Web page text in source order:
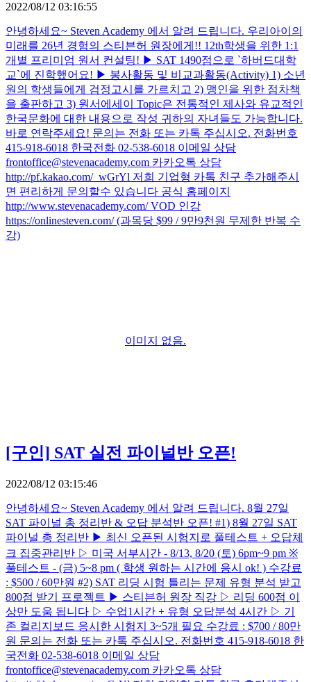
2022/08/12 03:16:55
안녕하세요~ Steven Academy 에서 알려 드립니다. 우리아이의
미래를 26년 경험의 스티븐허 원장에게!! 12th학생을 위한 1:1
개별 프리미엄 원서 컨설팅! ▶ SAT 1490점으로 `하버드대학
교`에 진학했어요! ▶ 봉사활동 및 비교과활동(Activity) 1) 소년
원의 학생들에게 검정고시를 가르치고 2) 맹인을 위한 점차책
을 출판하고 3) 원서에세이 Topic은 전통적인 제사와 유교적인
한국문화에 대한 내용으로 작성 귀하의 자녀들도 가능합니다.
바로 연락주세요! 문의는 전화 또는 카톡 주십시오. 전화번호
415-918-6018 한국전화 02-538-6018 이메일 상담
frontoffice@stevenacademy.com 카카오톡 상담
http://pf.kakao.com/_wGrYl 저희 기업형 카톡 친구 추가해주시
면 편리하게 문의할수 있습니다 공식 홈페이지
http://www.stevenacademy.com/ VOD 인강
https://onlinesteven.com/ (과목당 $99 / 9만9천원 무제한 반복 수
강)
이미지 없음.
[구인] SAT 실전 파이널반 오픈!
2022/08/12 03:15:46
안녕하세요~ Steven Academy 에서 알려 드립니다. 8월 27일
SAT 파이널 총 정리반 & 오답 분석반 오픈! #1) 8월 27일 SAT
파이널 총 정리반 ▶ 최신 오픈된 시험지로 풀테스트 + 오답체
크 집중관리반 ▷ 미국 서부시간 - 8/13, 8/20 (토) 6pm~9 pm ※
풀테스트 - (금) 5~8 pm ( 학생 원하는 시간에 응시 ok! ) 수강료
: $500 / 60만원 #2) SAT 리딩 시험 틀리는 문제 유형 분석 받고
800점 받기 프로젝트 ▶ 스티븐허 원장 직강 ▷ 리딩 600점 이
상만 도움 됩니다 ▷ 수업1시간 + 유형 오답분석 4시간 ▷ 기
존 컬리지보드 응시한 시험지 3~5개 필요 수강료 : $700 / 80만
원 문의는 전화 또는 카톡 주십시오. 전화번호 415-918-6018 한
국전화 02-538-6018 이메일 상담
frontoffice@stevenacademy.com 카카오톡 상담